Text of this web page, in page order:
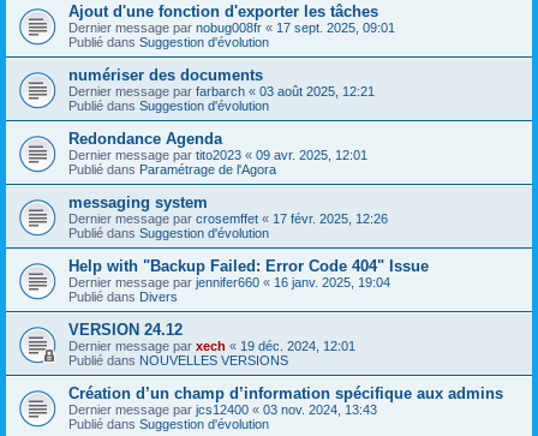
Ajout d'une fonction d'exporter les tâches
Dernier message par nobug008fr « 17 sept. 2025, 09:01
Publié dans Suggestion d'évolution
numériser des documents
Dernier message par farbarch « 03 août 2025, 12:21
Publié dans Suggestion d'évolution
Redondance Agenda
Dernier message par tito2023 « 09 avr. 2025, 12:01
Publié dans Paramétrage de l'Agora
messaging system
Dernier message par crosemffet « 17 févr. 2025, 12:26
Publié dans Suggestion d'évolution
Help with "Backup Failed: Error Code 404" Issue
Dernier message par jennifer660 « 16 janv. 2025, 19:04
Publié dans Divers
VERSION 24.12
Dernier message par xech « 19 déc. 2024, 12:01
Publié dans NOUVELLES VERSIONS
Création d’un champ d’information spécifique aux admins
Dernier message par jcs12400 « 03 nov. 2024, 13:43
Publié dans Suggestion d'évolution